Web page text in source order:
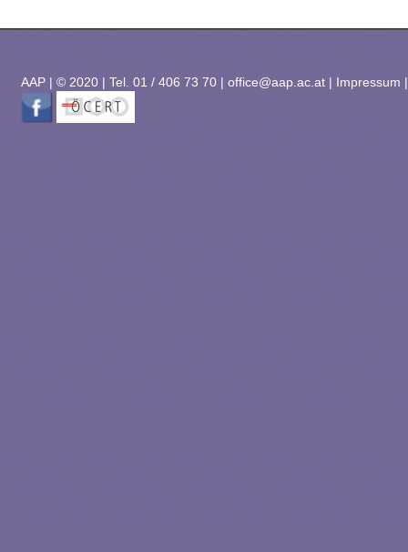
AAP | © 2020 | Tel. 01 / 406 73 70 | office@aap.ac.at | Impressum